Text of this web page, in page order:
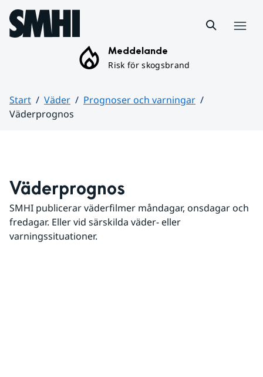
Hoppa till sidans innehåll
Meddelande
Risk för skogsbrand
Start Väder
Prognoser och varningar
Väderprognos
Väderprognos
SMHI publicerar väderfilmer måndagar, onsdagar och
fredagar. Eller vid särskilda väder- eller
varningssituationer.